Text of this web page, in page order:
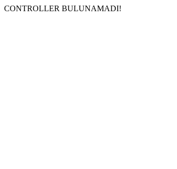
CONTROLLER BULUNAMADI!